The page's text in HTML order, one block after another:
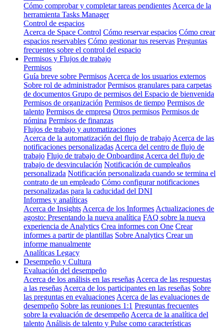
Cómo comprobar y completar tareas pendientes Acerca de la
herramienta Tasks Manager
Control de espacios
Acerca de Space Control Cómo reservar espacios Cómo crear
espacios reservables Cómo gestionar tus reservas Preguntas
frecuentes sobre el control del espacio
Permisos y Flujos de trabajo
Permisos
Guía breve sobre Permisos Acerca de los usuarios externos
Sobre rol de administrador Permisos granulares para carpetas
de documentos Grupo de permisos del Espacio de bienvenida
Permisos de organización Permisos de tiempo Permisos de
talento Permisos de empresa Otros permisos Permisos de
nómina Permisos de finanzas
Flujos de trabajo y automatizaciones
Acerca de la automatización del flujo de trabajo Acerca de las
notificaciones personalizadas Acerca del centro de flujo de
trabajo Flujo de trabajo de Onboarding Acerca del flujo de
trabajo de desvinculación Notificación de cumpleaños
personalizada Notificación personalizada cuando se termina el
contrato de un empleado Cómo configurar notificaciones
personalizadas para la caducidad del DNI
Informes y analíticas
Acerca de Insights Acerca de los Informes Actualizaciones de
agosto: Presentando la nueva analítica FAQ sobre la nueva
experiencia de Analytics Crea informes con One Crear
informes a partir de plantillas Sobre Analytics Crear un
informe manualmente
Analíticas Legacy
Desempeño y Cultura
Evaluación del desempeño
Acerca de los análisis en las reseñas Acerca de las respuestas
a las reseñas Acerca de los participantes en las reseñas Sobre
las preguntas en evaluaciones Acerca de las evaluaciones de
desempeño Sobre las reuniones 1:1 Preguntas frecuentes
sobre la evaluación de desempeño Acerca de la analítica del
talento Análisis de talento y Pulse como características